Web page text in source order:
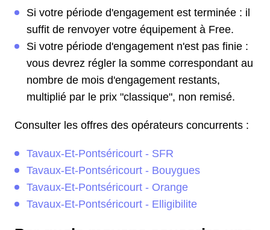
Si votre période d'engagement est terminée : il
suffit de renvoyer votre équipement à Free.
Si votre période d'engagement n'est pas finie :
vous devrez régler la somme correspondant au
nombre de mois d'engagement restants,
multiplié par le prix "classique", non remisé.
Consulter les offres des opérateurs concurrents :
Tavaux-Et-Pontséricourt - SFR
Tavaux-Et-Pontséricourt - Bouygues
Tavaux-Et-Pontséricourt - Orange
Tavaux-Et-Pontséricourt - Elligibilite